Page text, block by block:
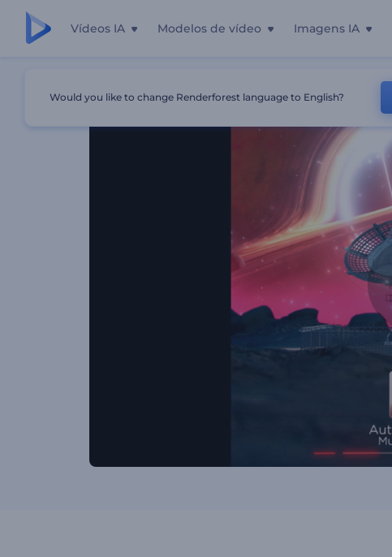
Vídeos IA Modelos de vídeo Imagens IA
Visualizador Musical Observatório Cósmico
Would you like to change Renderforest language to English?